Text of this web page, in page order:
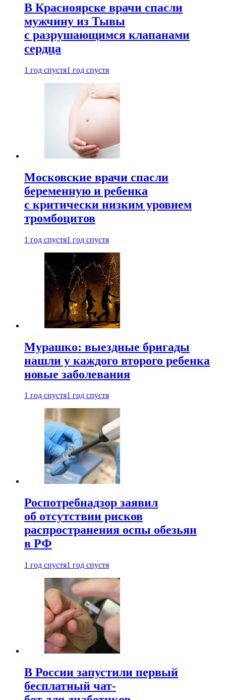
В Красноярске врачи спасли
мужчину из Тывы
с разрушающимся клапанами
сердца
1 год спустя1 год спустя
Московские врачи спасли
беременную и ребенка
с критически низким уровнем
тромбоцитов
1 год спустя1 год спустя
Мурашко: выездные бригады
нашли у каждого второго ребенка
новые заболевания
1 год спустя1 год спустя
Роспотребнадзор заявил
об отсутствии рисков
распространения оспы обезьян
в РФ
1 год спустя1 год спустя
В России запустили первый
бесплатный чат-